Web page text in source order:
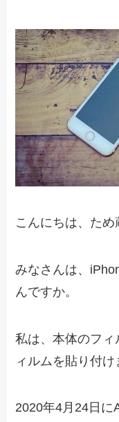
こんにちは、ため
みなさんは、
んですか。
私は、本体のフ
ィルムを貼り付け
2020年4月24日に